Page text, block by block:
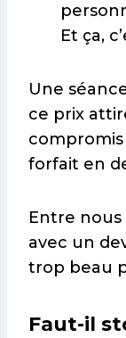
Et ça,
Une
ce prix
forfait en
Entre nous
avec un
trop beau
Faut-il